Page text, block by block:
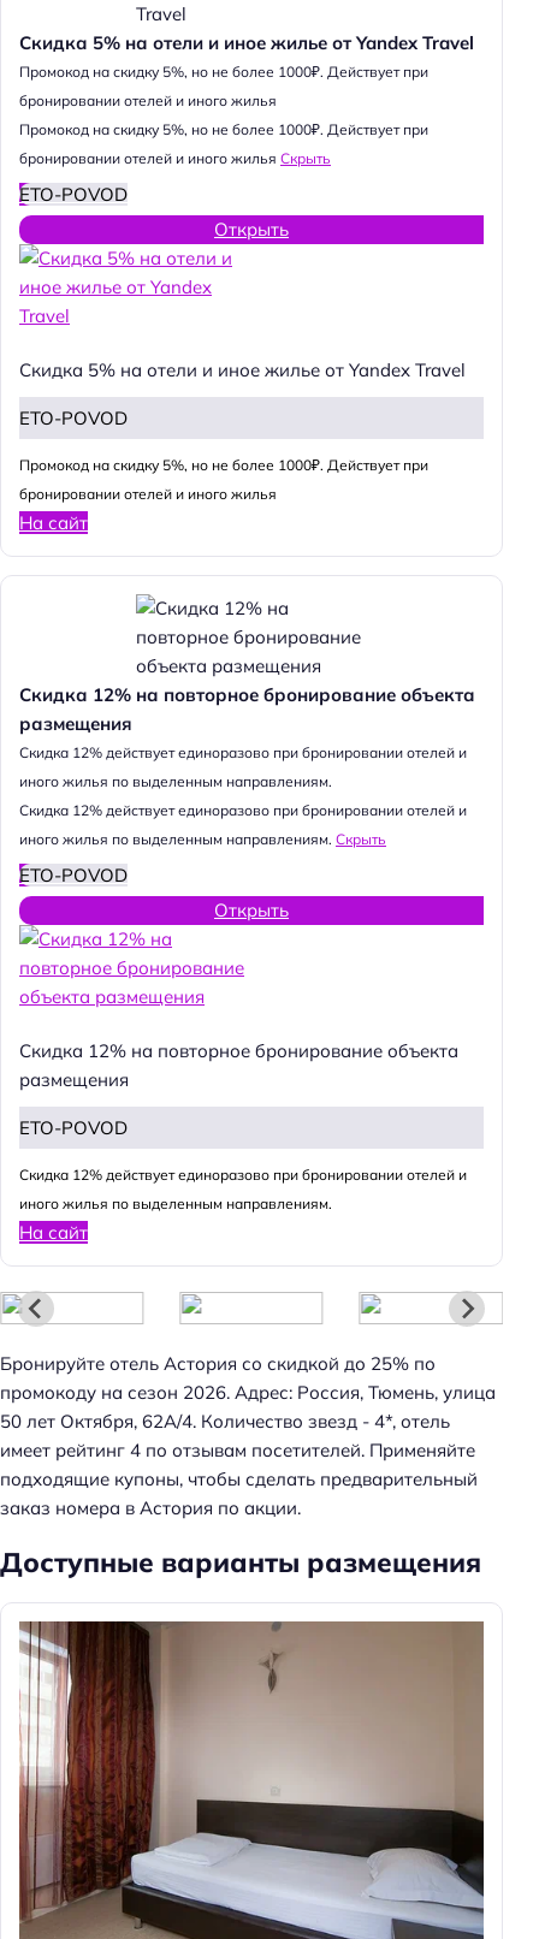
Скидка 5% на отели и иное жилье от Yandex Travel
Промокод на скидку 5%, но не более 1000₽. Действует при
бронировании отелей и иного жилья
Промокод на скидку 5%, но не более 1000₽. Действует при
бронировании отелей и иного жилья Скрыть
ETO-POVOD
Открыть
Скидка 5% на отели и иное жилье от Yandex Travel
ETO-POVOD
Промокод на скидку 5%, но не более 1000₽. Действует при
бронировании отелей и иного жилья
На сайт
Скидка 12% на повторное бронирование объекта
размещения
Cкидка 12% действует единоразово при бронировании отелей и
иного жилья по выделенным направлениям.
Cкидка 12% действует единоразово при бронировании отелей и
иного жилья по выделенным направлениям. Скрыть
ETO-POVOD
Открыть
Скидка 12% на повторное бронирование объекта
размещения
ETO-POVOD
Cкидка 12% действует единоразово при бронировании отелей и
иного жилья по выделенным направлениям.
На сайт
Бронируйте отель Астория со скидкой до 25% по
промокоду на сезон 2026. Адрес: Россия, Тюмень, улица
50 лет Октября, 62А/4. Количество звезд - 4*, отель
имеет рейтинг 4 по отзывам посетителей. Применяйте
подходящие купоны, чтобы сделать предварительный
заказ номера в Астория по акции.
Доступные варианты размещения